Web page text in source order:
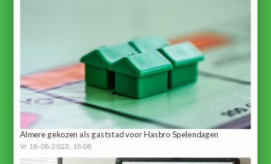
Almere gekozen als gaststad voor Hasbro Spelendagen
Vr 18-08-2023, 18:08